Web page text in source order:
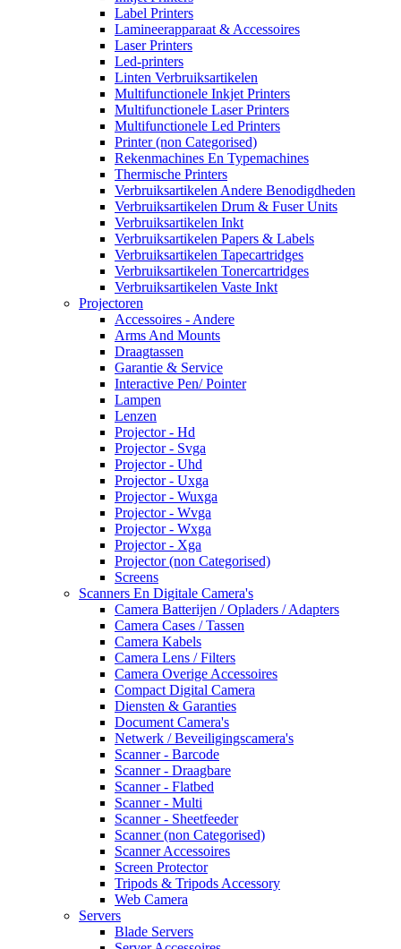
Label Printers
Lamineerapparaat & Accessoires
Laser Printers
Led-printers
Linten Verbruiksartikelen
Multifunctionele Inkjet Printers
Multifunctionele Laser Printers
Multifunctionele Led Printers
Printer (non Categorised)
Rekenmachines En Typemachines
Thermische Printers
Verbruiksartikelen Andere Benodigdheden
Verbruiksartikelen Drum & Fuser Units
Verbruiksartikelen Inkt
Verbruiksartikelen Papers & Labels
Verbruiksartikelen Tapecartridges
Verbruiksartikelen Tonercartridges
Verbruiksartikelen Vaste Inkt
Projectoren
Accessoires - Andere
Arms And Mounts
Draagtassen
Garantie & Service
Interactive Pen/ Pointer
Lampen
Lenzen
Projector - Hd
Projector - Svga
Projector - Uhd
Projector - Uxga
Projector - Wuxga
Projector - Wvga
Projector - Wxga
Projector - Xga
Projector (non Categorised)
Screens
Scanners En Digitale Camera's
Camera Batterijen / Opladers / Adapters
Camera Cases / Tassen
Camera Kabels
Camera Lens / Filters
Camera Overige Accessoires
Compact Digital Camera
Diensten & Garanties
Document Camera's
Netwerk / Beveiligingscamera's
Scanner - Barcode
Scanner - Draagbare
Scanner - Flatbed
Scanner - Multi
Scanner - Sheetfeeder
Scanner (non Categorised)
Scanner Accessoires
Screen Protector
Tripods & Tripods Accessory
Web Camera
Servers
Blade Servers